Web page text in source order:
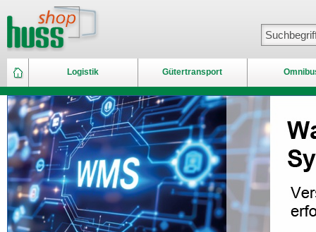
Logistik Gütertransport